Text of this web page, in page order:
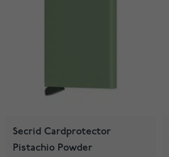
Secrid Cardprotector
Pistachio Powder